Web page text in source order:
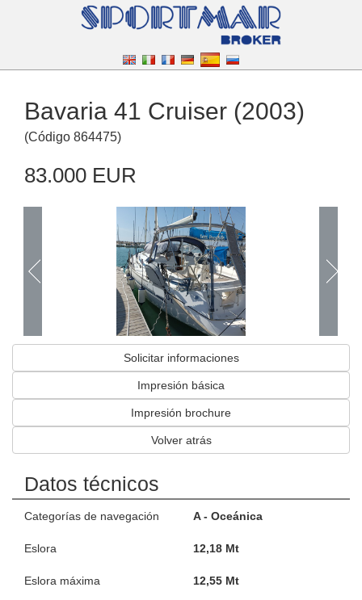
Bavaria 41 Cruiser (2003)
(Código 864475)
83.000 EUR
Solicitar informaciones
Impresión básica
Impresión brochure
Volver atrás
Datos técnicos
Categorías de navegación A - Oceánica
Eslora 12,18 Mt
Eslora máxima 12,55 Mt